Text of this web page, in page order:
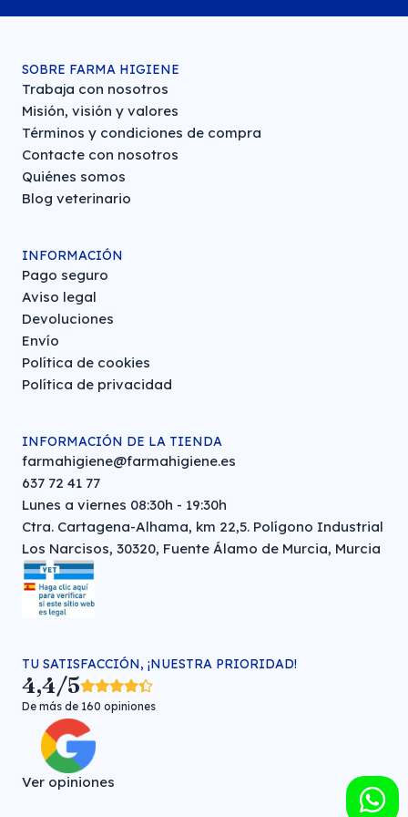
SOBRE FARMA HIGIENE
Trabaja con nosotros
Misión, visión y valores
Términos y condiciones de compra
Contacte con nosotros
Quiénes somos
Blog veterinario
INFORMACIÓN
Pago seguro
Aviso legal
Devoluciones
Envío
Política de cookies
Política de privacidad
INFORMACIÓN DE LA TIENDA
farmahigiene@farmahigiene.es
637 72 41 77
Lunes a viernes 08:30h - 19:30h
Ctra. Cartagena-Alhama, km 22,5. Polígono Industrial
Los Narcisos, 30320, Fuente Álamo de Murcia, Murcia
TU SATISFACCIÓN, ¡NUESTRA PRIORIDAD!
4,4/5
De más de 160 opiniones
Ver opiniones